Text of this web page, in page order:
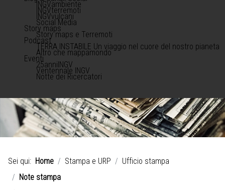
INGVambiente
INGVterremoti
INGVvulcani
Social Media
Story maps
Story maps e Terremoti
Podcast
TERRA INSTABILE Un viaggio nel cuore del nostro pianeta
Altro che mappamondo
Eventi
25anniINGV
Ventennale INGV
Notte dei Ricercatori
Sei qui: Home Stampa e URP
Ufficio stampa
Note stampa